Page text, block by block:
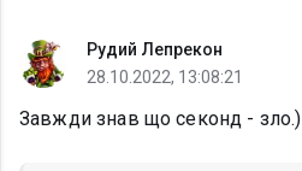
Рудий Лепрекон
28.10.2022, 13:08:21
Завжди знав що секонд - зло.)